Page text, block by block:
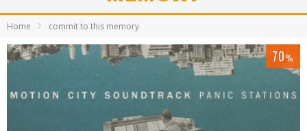
Home commit to this memory
70%